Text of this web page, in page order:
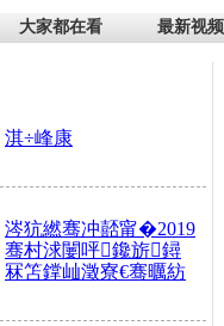
大家都在看 最新视频
淇÷峰康
涔犺繎骞冲嚭甯�2019
骞村浗闄呯鑱旂鐞
冧笘鐣屾澂寮€骞曞紡